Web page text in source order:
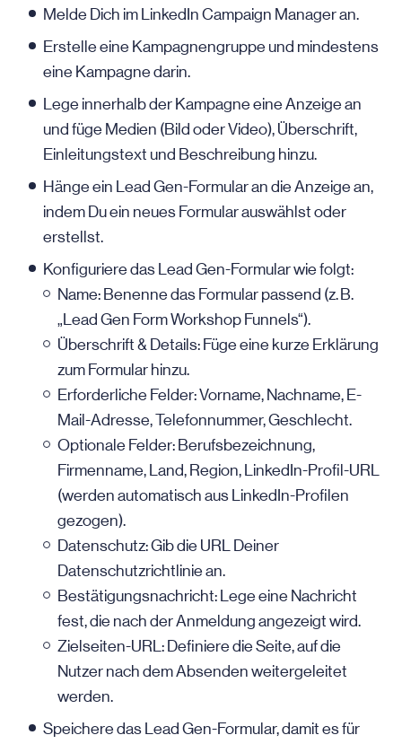
Melde Dich im LinkedIn Campaign Manager an.
Erstelle eine Kampagnengruppe und mindestens
eine Kampagne darin.
Lege innerhalb der Kampagne eine Anzeige an
und füge Medien (Bild oder Video), Überschrift,
Einleitungstext und Beschreibung hinzu.
Hänge ein Lead Gen-Formular an die Anzeige an,
indem Du ein neues Formular auswählst oder
erstellst.
Konfiguriere das Lead Gen-Formular wie folgt:
Name: Benenne das Formular passend (z. B.
„Lead Gen Form Workshop Funnels“).
Überschrift & Details: Füge eine kurze Erklärung
zum Formular hinzu.
Erforderliche Felder: Vorname, Nachname, E-
Mail-Adresse, Telefonnummer, Geschlecht.
Optionale Felder: Berufsbezeichnung,
Firmenname, Land, Region, LinkedIn-Profil-URL
(werden automatisch aus LinkedIn-Profilen
gezogen).
Datenschutz: Gib die URL Deiner
Datenschutzrichtlinie an.
Bestätigungsnachricht: Lege eine Nachricht
fest, die nach der Anmeldung angezeigt wird.
Zielseiten-URL: Definiere die Seite, auf die
Nutzer nach dem Absenden weitergeleitet
werden.
Speichere das Lead Gen-Formular, damit es für